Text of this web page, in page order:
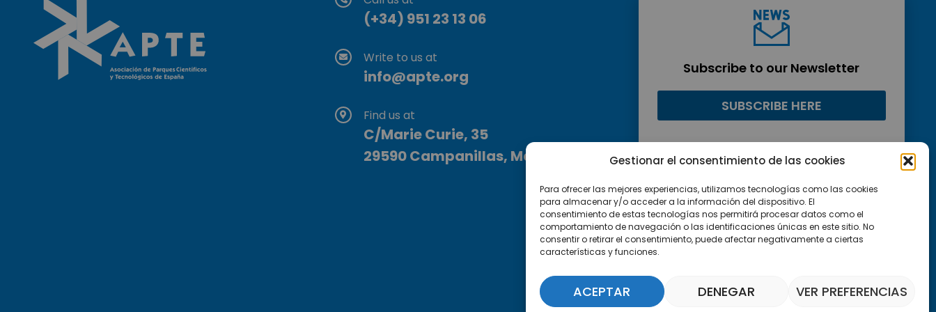
Gestionar el consentimiento de las cookies
Para ofrecer las mejores experiencias, utilizamos tecnologías como las cookies
para almacenar y/o acceder a la información del dispositivo. El
consentimiento de estas tecnologías nos permitirá procesar datos como el
comportamiento de navegación o las identificaciones únicas en este sitio. No
consentir o retirar el consentimiento, puede afectar negativamente a ciertas
características y funciones.
ACEPTAR DENEGAR VER PREFERENCIAS
(+34) 951 23 13 06
Write to us at
info@apte.org
Find us at
C/Marie Curie, 35
29590 Campanillas, Málaga
Subscribe to our Newsletter
SUBSCRIBE HERE